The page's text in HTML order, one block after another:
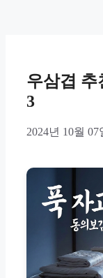
우삼겹 추
3
2024년 10월 07